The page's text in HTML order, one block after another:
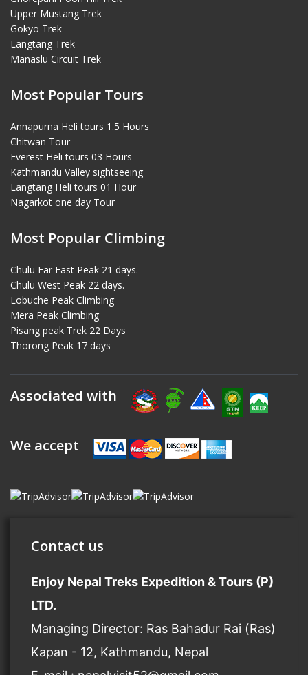
Upper Mustang Trek
Gokyo Trek
Langtang Trek
Manaslu Circuit Trek
Most Popular Tours
Annapurna Heli tours 1.5 Hours
Chitwan Tour
Everest Heli tours 03 Hours
Kathmandu Valley sightseeing
Langtang Heli tours 01 Hour
Nagarkot one day Tour
Most Popular Climbing
Chulu Far East Peak 21 days.
Chulu West Peak 22 days.
Lobuche Peak Climbing
Mera Peak Climbing
Pisang peak Trek 22 Days
Thorong Peak 17 days
Associated with
We accept
Contact us
Enjoy Nepal Treks Expedition & Tours (P)
LTD.
Managing Director: Ras Bahadur Rai (Ras)
Kapan - 12, Kathmandu, Nepal